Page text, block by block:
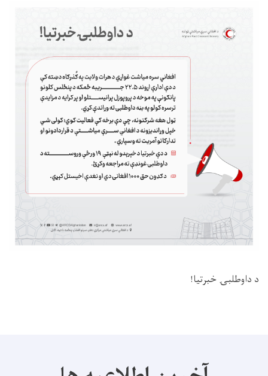
د داوطلبۍ خبرتیا!